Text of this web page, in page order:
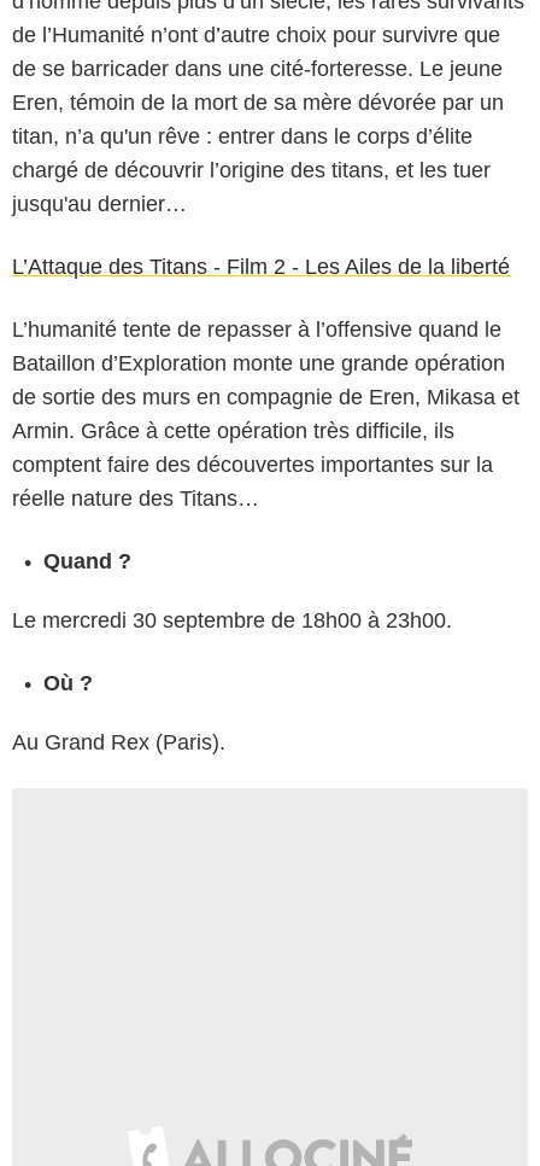
de l’Humanité n’ont d’autre choix pour survivre que
de se barricader dans une cité-forteresse. Le jeune
Eren, témoin de la mort de sa mère dévorée par un
titan, n’a qu'un rêve : entrer dans le corps d’élite
chargé de découvrir l’origine des titans, et les tuer
jusqu'au dernier…
L’Attaque des Titans - Film 2 - Les Ailes de la liberté
L’humanité tente de repasser à l’offensive quand le
Bataillon d’Exploration monte une grande opération
de sortie des murs en compagnie de Eren, Mikasa et
Armin. Grâce à cette opération très difficile, ils
comptent faire des découvertes importantes sur la
réelle nature des Titans…
Quand ?
Le mercredi 30 septembre de 18h00 à 23h00.
Où ?
Au Grand Rex (Paris).